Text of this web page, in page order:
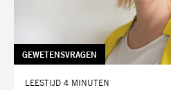
TAG:
GEWETENSVRAGEN
LEESTIJD 4 MINUTEN